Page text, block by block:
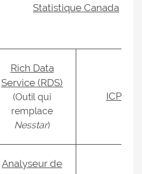
Statistique Canada
Rich Data
Service (RDS)
(Outil qui
remplace
Nesstar)
ICPSR
Analyseur de